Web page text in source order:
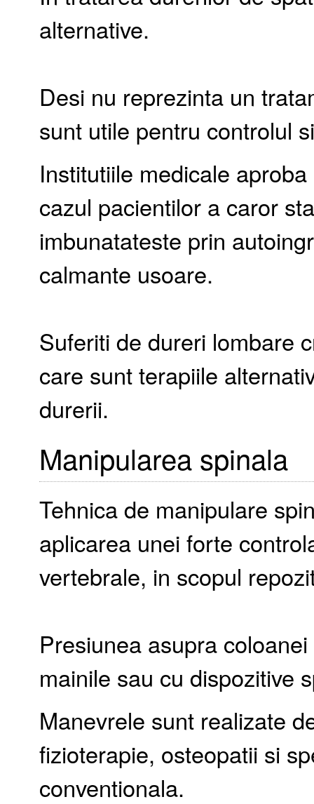
alternative.
Desi nu reprezinta un
sunt utile pentru controlul
Institutiile medicale
cazul pacientilor a caror
imbunatateste prin
calmante usoare.
Suferiti de dureri lombare
care sunt terapiile
durerii.
Manipularea spinala
Tehnica de manipulare
aplicarea unei forte
vertebrale, in scopul
Presiunea asupra
mainile sau cu dispozitive
Manevrele sunt realizate
fizioterapie, osteopatii si
conventionala.